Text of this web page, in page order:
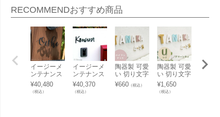
RECOMMENDおすすめ商品
イージーメ
ンテナンス
表札 「アル
ミ切り文字
表札 カリグ
¥40,480
（税込）
イージーメ
ンテナンス
表札「UME
56 アルミ切
り文字表
¥40,370
（税込）
陶器製 可愛
い 切り文字
表札「Puffy
Sign パフィ
¥660（税込）
陶器製 可愛
い 切り文字
表札「Puffy
Sign パフィ
ーサイン ア
¥1,650
（税込）
陶器